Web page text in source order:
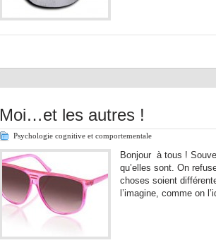
Moi…et les autres !
Psychologie cognitive et comportementale
Bonjour à tous !
qu’elles sont. On
choses soient
l’imagine, comme on